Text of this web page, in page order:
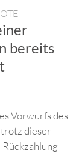
bereits
Vorwurfs des
trotz dieser